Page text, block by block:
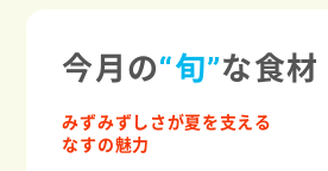
今月の“旬”な食材
みずみずしさが夏を支える
なすの魅力